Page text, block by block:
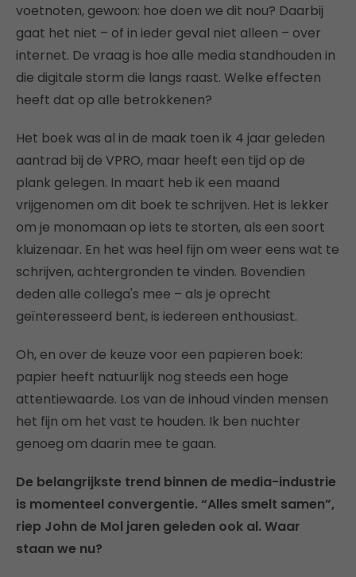
voetnoten, gewoon: hoe doen we dit nou? Daarbij
gaat het niet – of in ieder geval niet alleen – over
internet. De vraag is hoe alle media standhouden in
die digitale storm die langs raast. Welke effecten
heeft dat op alle betrokkenen?
Het boek was al in de maak toen ik 4 jaar geleden
aantrad bij de VPRO, maar heeft een tijd op de
plank gelegen. In maart heb ik een maand
vrijgenomen om dit boek te schrijven. Het is lekker
om je monomaan op iets te storten, als een soort
kluizenaar. En het was heel fijn om weer eens wat te
schrijven, achtergronden te vinden. Bovendien
deden alle collega's mee – als je oprecht
geïnteresseerd bent, is iedereen enthousiast.
Oh, en over de keuze voor een papieren boek:
papier heeft natuurlijk nog steeds een hoge
attentiewaarde. Los van de inhoud vinden mensen
het fijn om het vast te houden. Ik ben nuchter
genoeg om daarin mee te gaan.
De belangrijkste trend binnen de media-industrie
is momenteel convergentie. “Alles smelt samen”,
riep John de Mol jaren geleden ook al. Waar
staan we nu?